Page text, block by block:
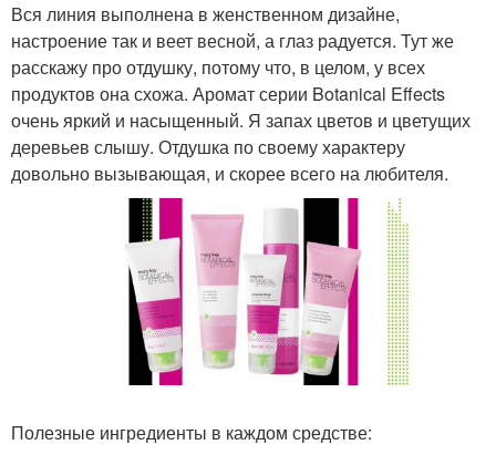
Вся линия выполнена в женственном дизайне,
настроение так и веет весной, а глаз радуется. Тут же
расскажу про отдушку, потому что, в целом, у всех
продуктов она схожа. Аромат серии Botanical Effects
очень яркий и насыщенный. Я запах цветов и цветущих
деревьев слышу. Отдушка по своему характеру
довольно вызывающая, и скорее всего на любителя.
Полезные ингредиенты в каждом средстве: